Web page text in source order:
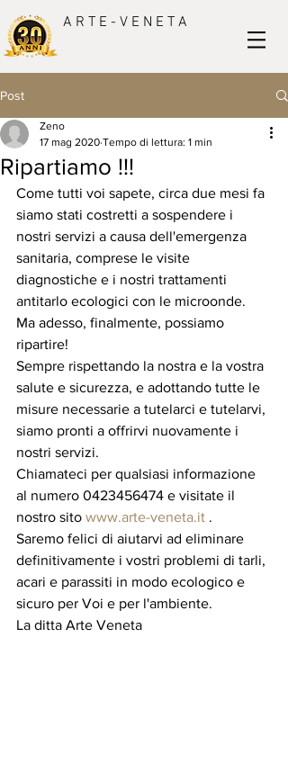
A R T E - V E N E T A
Post
Ripartiamo !!!
Zeno
17 mag 2020 Tempo di lettura: 1 min
Come tutti voi sapete, circa due mesi fa
siamo stati costretti a sospendere i
nostri servizi a causa dell'emergenza
sanitaria, comprese le visite
diagnostiche e i nostri trattamenti
antitarlo ecologici con le microonde.
Ma adesso, finalmente, possiamo
ripartire!
Sempre rispettando la nostra e la vostra
salute e sicurezza, e adottando tutte le
misure necessarie a tutelarci e tutelarvi,
siamo pronti a offrirvi nuovamente i
nostri servizi.
Chiamateci per qualsiasi informazione
al numero 0423456474 e visitate il
nostro sito www.arte-veneta.it .
Saremo felici di aiutarvi ad eliminare
definitivamente i vostri problemi di tarli,
acari e parassiti in modo ecologico e
sicuro per Voi e per l'ambiente.
La ditta Arte Veneta